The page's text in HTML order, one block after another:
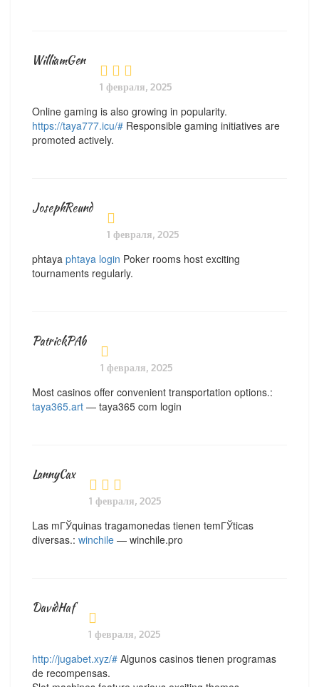
WilliamGen
1 февраля, 2025
Online gaming is also growing in popularity.
https://taya777.icu/# Responsible gaming initiatives are
promoted actively.
JosephReund
1 февраля, 2025
phtaya phtaya login Poker rooms host exciting
tournaments regularly.
PatrickPAb
1 февраля, 2025
Most casinos offer convenient transportation options.:
taya365.art — taya365 com login
LannyCax
1 февраля, 2025
Las mГЎquinas tragamonedas tienen temГЎticas
diversas.: winchile — winchile.pro
DavidHaf
1 февраля, 2025
http://jugabet.xyz/# Algunos casinos tienen programas
de recompensas.